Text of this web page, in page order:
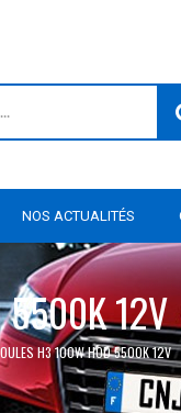
NOS ACTUALITÉS
5500K 12V
H3 100W HOD 5500K 12V